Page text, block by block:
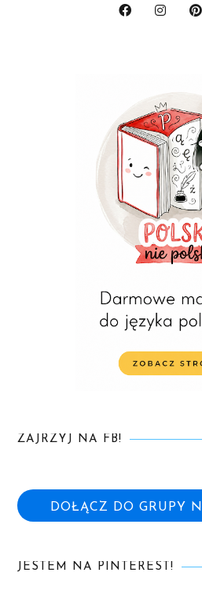
ZAJRZYJ NA FB!
DOŁĄCZ DO GRUPY
JESTEM NA PINTEREST!